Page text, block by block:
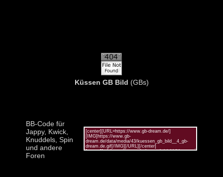
Küssen GB Bild (GBs)
BB-Code für
Jappy, Kwick,
Knuddels, Spin
und andere
Foren